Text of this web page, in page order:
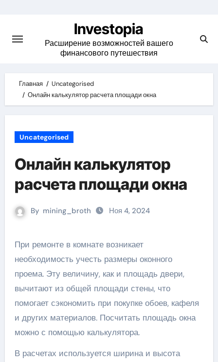
content
Investopia
Расширение возможностей вашего
финансового путешествия
Главная
Uncategorised
Онлайн калькулятор расчета площади окна
Uncategorised
Онлайн калькулятор
расчета площади окна
By mining_broth Ноя 4, 2024
При ремонте в комнате возникает
необходимость учесть размеры оконного
проема. Эту величину, как и площадь двери,
вычитают из общей площади стены, что
помогает сэкономить при покупке обоев, кафеля
и других материалов. Посчитать площадь окна
можно с помощью калькулятора.
В расчетах используется ширина и высота